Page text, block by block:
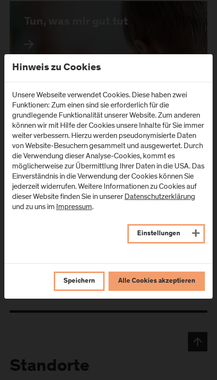
Tun, was mir gut tut
Wir danken allen Kooperationspartnern und
Institutionen für die Möglichkeit der
Umsetzung unserer
Gesundheitsförderungsprojekte!
Standorte
Hinweis zu Cookies
Unsere Webseite verwendet Cookies. Diese haben zwei
Funktionen: Zum einen sind sie erforderlich für die
grundlegende Funktionalität unserer Website. Zum anderen
können wir mit Hilfe der Cookies unsere Inhalte für Sie immer
weiter verbessern. Hierzu werden pseudonymisierte Daten
von Website-Besuchern gesammelt und ausgewertet. Durch
die Verwendung dieser Analyse-Cookies, kommt es
möglicherweise zur Übermittlung Ihrer Daten in die USA. Das
Einverständnis in die Verwendung der Cookies können Sie
jederzeit widerrufen. Weitere Informationen zu Cookies auf
dieser Website finden Sie in unsererDatenschutzerklärung
und zu uns im Impressum.
Einstellungen
Speichern Alle Cookies akzeptieren